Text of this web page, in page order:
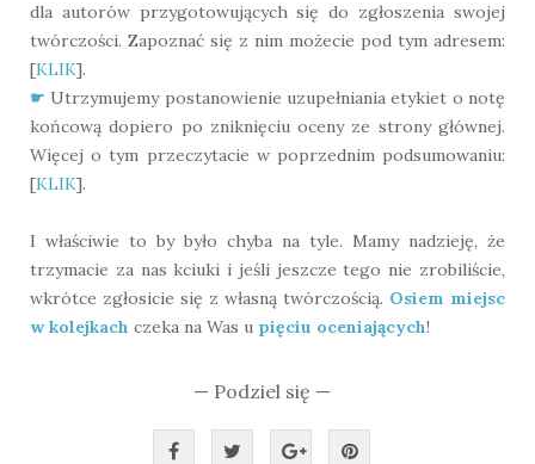
dla autorów przygotowujących się do zgłoszenia swojej
twórczości. Zapoznać się z nim możecie pod tym adresem:
[KLIK].
☛ Utrzymujemy postanowienie uzupełniania etykiet o notę
końcową dopiero po zniknięciu oceny ze strony głównej.
Więcej o tym przeczytacie w poprzednim podsumowaniu:
[KLIK].
I właściwie to by było chyba na tyle. Mamy nadzieję, że
trzymacie za nas kciuki i jeśli jeszcze tego nie zrobiliście,
wkrótce zgłosicie się z własną twórczością. Osiem miejsc
w kolejkach czeka na Was u pięciu oceniających!
— Podziel się —